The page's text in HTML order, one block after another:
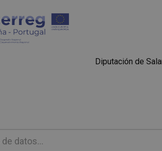
Diputación de